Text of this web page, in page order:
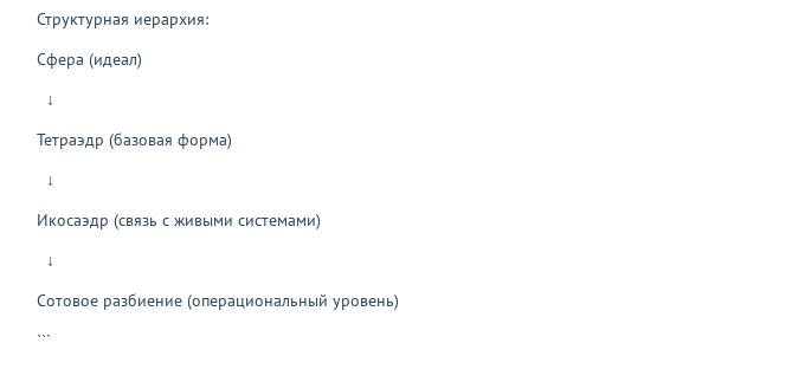
Структурная иерархия:
Сфера (идеал)
↓
Тетраэдр (базовая форма)
↓
Икосаэдр (связь с живыми системами)
↓
Сотовое разбиение (операциональный уровень)
```